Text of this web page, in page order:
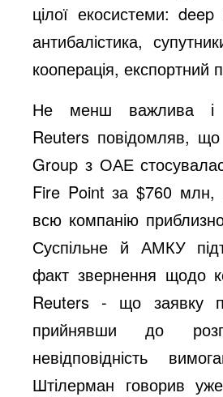
цілої екосистеми:
антибалістика,
кооперація, експортний
Не менш важлива і
Reuters повідомляв,
Group з ОАЕ
Fire Point за $760 млн,
всю компанію
Суспільне й АМКУ
факт звернення щодо
Reuters - що заявку
прийнявши до
невідповідність
Штілерман говорив